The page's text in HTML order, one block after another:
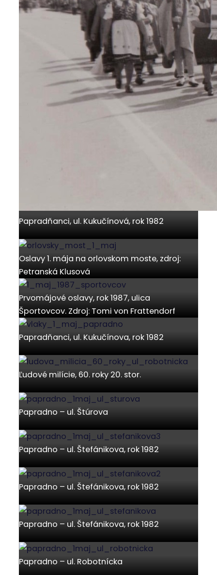
Papradňanci, ul. Kukučínová, rok 1982
Oslavy 1. mája na orlovskom moste, zdroj:
Petranská Klusová
Prvomájové oslavy, rok 1987, ulica
Športovcov. Zdroj: Tomi von Frattendorf
Papradňanci, ul. Kukučínova, rok 1982
Ľudové milície, 60. roky 20. stor.
Papradno – ul. Štúrova
Papradno – ul. Štefánikova, rok 1982
Papradno – ul. Štefánikova, rok 1982
Papradno – ul. Štefánikova, rok 1982
Papradno – ul. Robotnícka